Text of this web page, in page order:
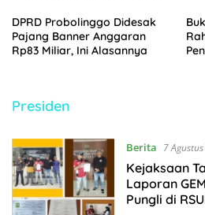
DPRD Probolinggo Didesak
Pajang Banner Anggaran
Rp83 Miliar, Ini Alasannya
Presiden
Berita 7
Kejaksaan
Laporan
Pungli di